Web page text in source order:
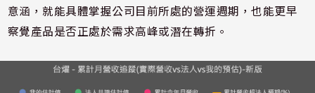
意涵，就能具體掌握公司目前所處的營運週期，也能更早
察覺產品是否正處於需求高峰或潛在轉折。